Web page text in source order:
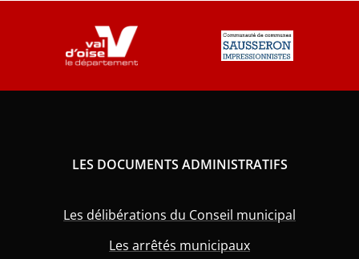
LES DOCUMENTS ADMINISTRATIFS
Les délibérations du Conseil municipal
Les arrêtés municipaux